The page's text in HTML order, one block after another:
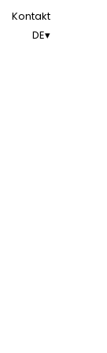
Kontakt
DE▾